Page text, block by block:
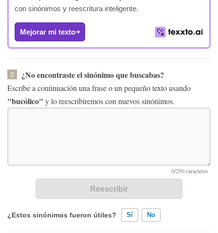
con sinónimos y reescritura inteligente.
Mejorar mi texto
2 ¿No encontraste el sinónimo que buscabas?
Escribe a continuación una frase o un pequeño texto usando
"bucólico" y lo reescribiremos con nuevos sinónimos.
¿Estos sinónimos fueron útiles? Sí No